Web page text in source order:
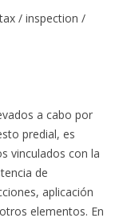
/ inspection /
a cabo por
predial, es
vinculados con la
de
aplicación
elementos. En